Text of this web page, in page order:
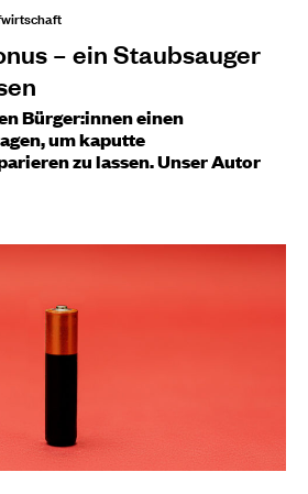
– ein Staubsauger
Bürger:innen einen
um kaputte
zu lassen. Unser Autor